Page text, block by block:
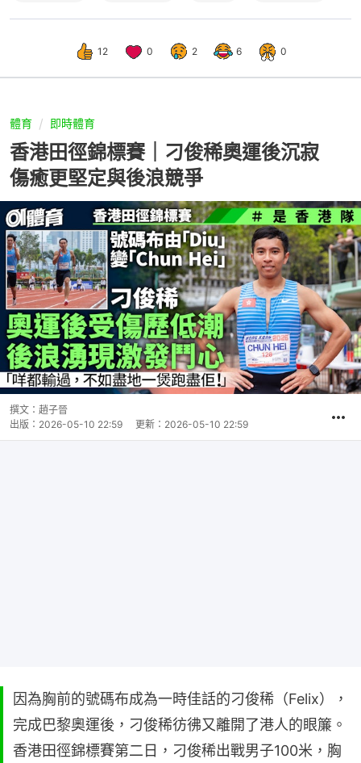
12 0 2 6 0
體育 即時體育
香港田徑錦標賽｜刁俊稀奧運後沉寂
傷癒更堅定與後浪競爭
撰文： 趙子晉
出版： 2026-05-10 22:59 更新： 2026-05-10 22:59
因為胸前的號碼布成為一時佳話的刁俊稀（Felix），
完成巴黎奧運後，刁俊稀彷彿又離開了港人的眼簾。
香港田徑錦標賽第二日，刁俊稀出戰男子100米，胸